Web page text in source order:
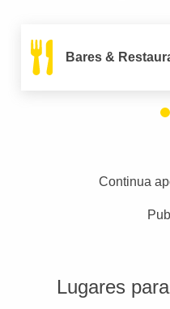
Bares &
Continua
Lugares